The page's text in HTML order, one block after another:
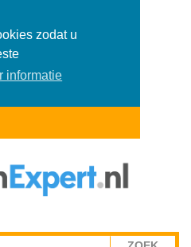
zodat u
informatie